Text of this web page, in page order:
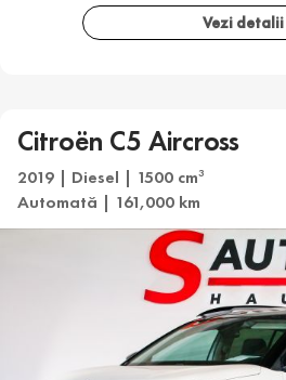
Vezi detalii
Citroën C5 Aircross
2019 | Diesel | 1500 cm3
Automată | 161,000 km